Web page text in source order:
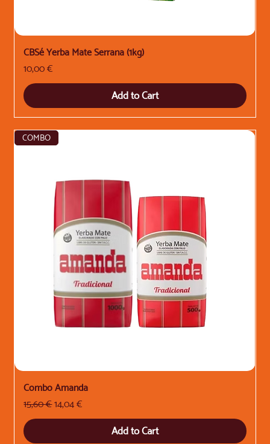
CBSé Yerba Mate Serrana (1kg)
Price
10,00 €
Add to Cart
COMBO
Combo Amanda
Regular Price
15,60 €Sale Price
14,04 €
Add to Cart